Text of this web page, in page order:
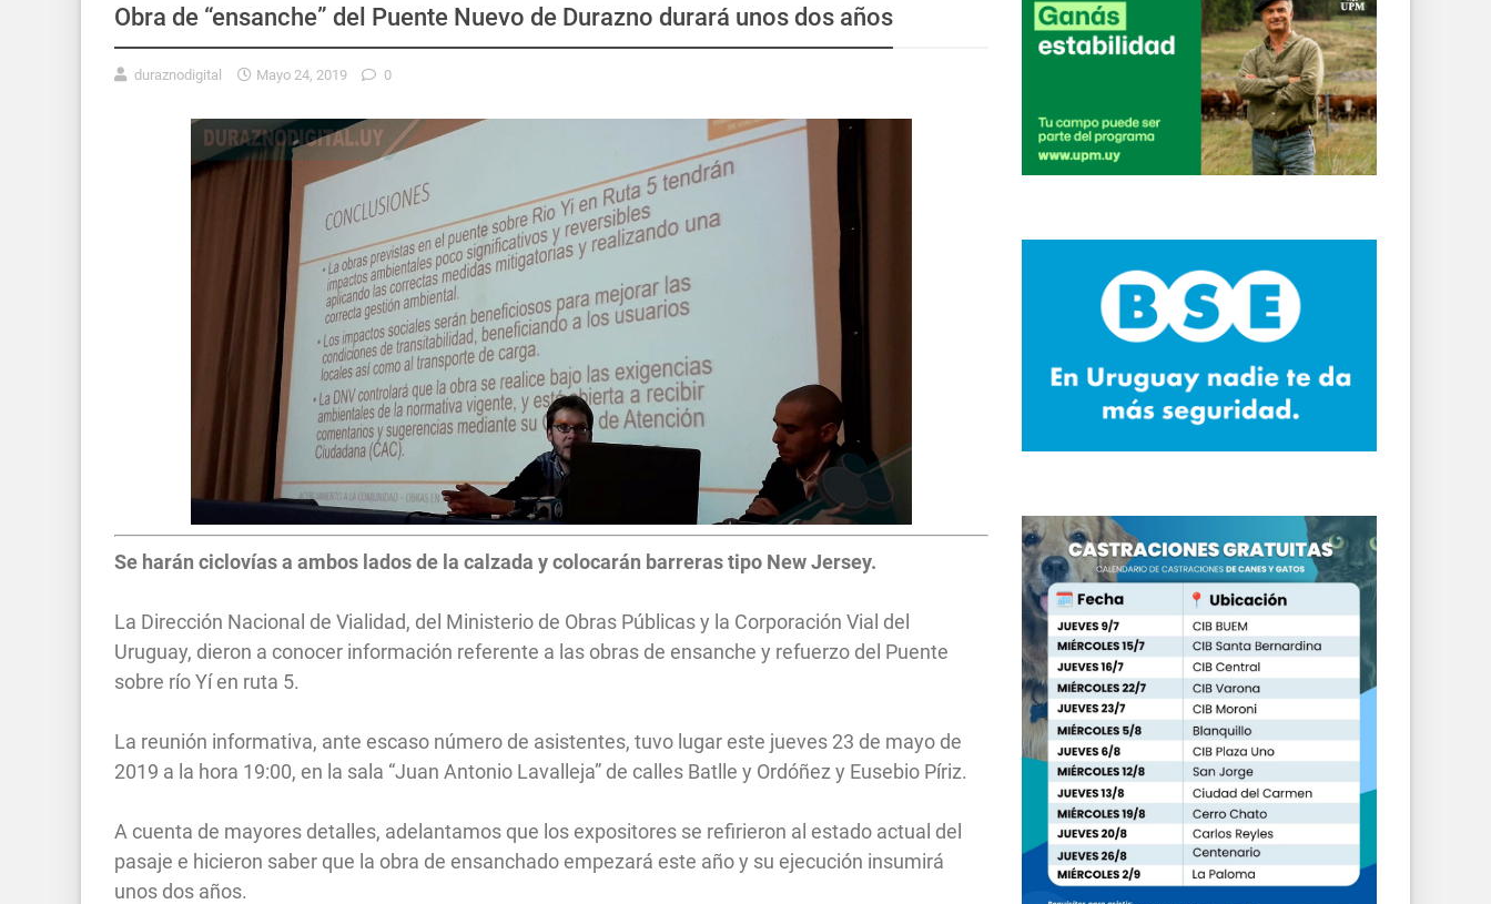
Obra de “ensanche” del Puente Nuevo de Durazno durará unos dos años
duraznodigital Mayo 24, 2019 0
Se harán ciclovías a ambos lados de la calzada y colocarán barreras tipo New Jersey.
La Dirección Nacional de Vialidad, del Ministerio de Obras Públicas y la Corporación Vial del
Uruguay, dieron a conocer información referente a las obras de ensanche y refuerzo del Puente
sobre río Yí en ruta 5.
La reunión informativa, ante escaso número de asistentes, tuvo lugar este jueves 23 de mayo de
2019 a la hora 19:00, en la sala “Juan Antonio Lavalleja” de calles Batlle y Ordóñez y Eusebio Píriz.
A cuenta de mayores detalles, adelantamos que los expositores se refirieron al estado actual del
pasaje e hicieron saber que la obra de ensanchado empezará este año y su ejecución insumirá
unos dos años.